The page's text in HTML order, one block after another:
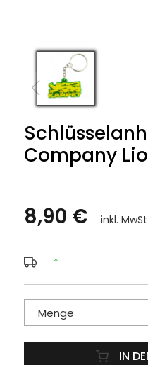
Company
8,90 € inkl.
*
Menge
IN